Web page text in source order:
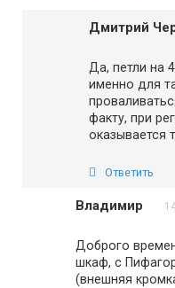
Дмитрий
Да, петли на
именно для
факту, при
оказывается
Ответить
Владимир
Доброго
шкаф, с
(внешняя